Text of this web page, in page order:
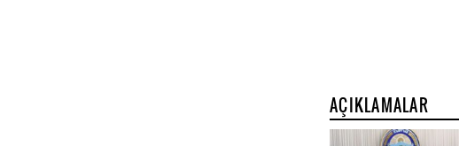
AÇIKLAMALAR